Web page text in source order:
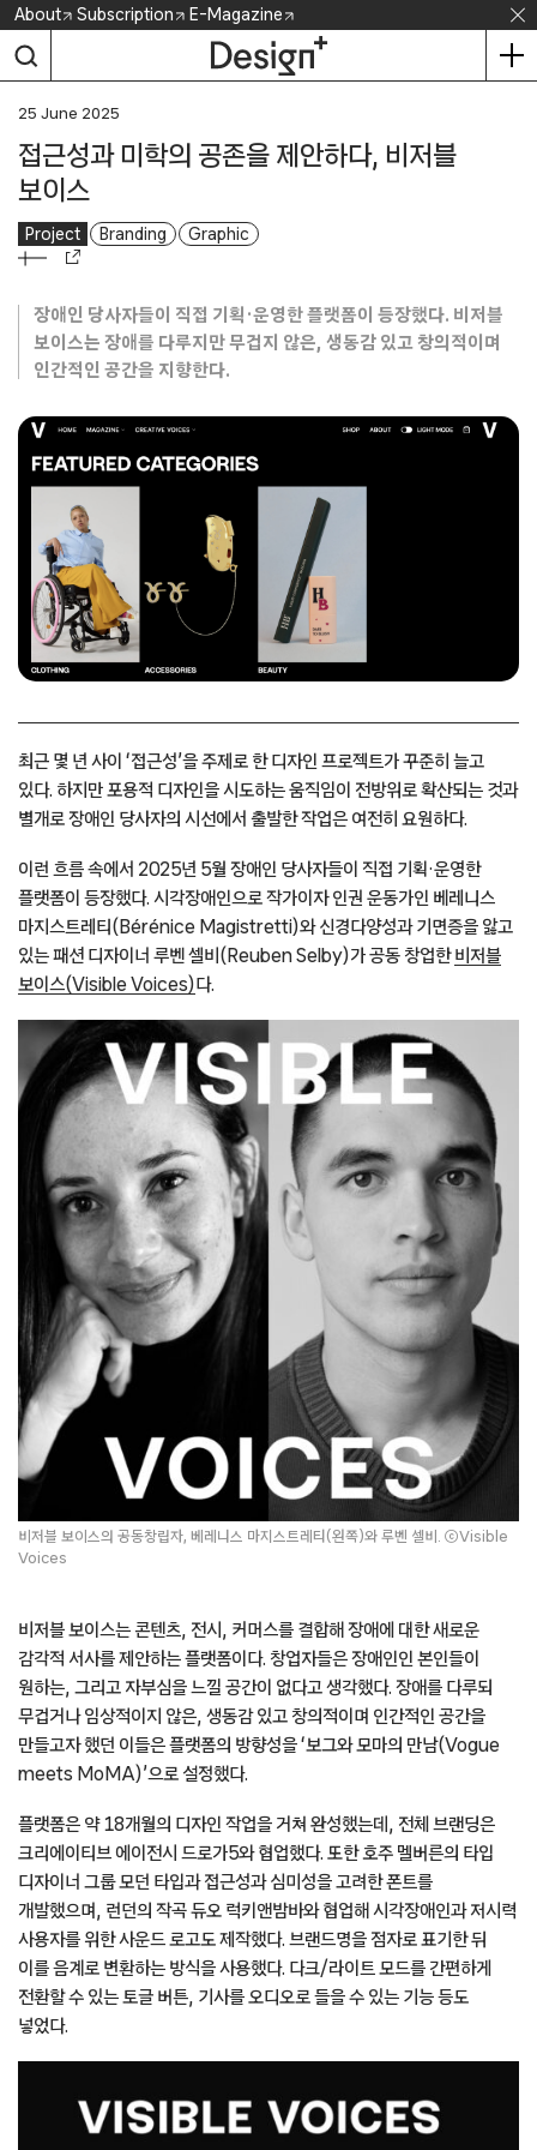
Skip
content
About Subscription E-Magazine
25 June 2025
접근성과 미학의 공존을 제안하다, 비저블
보이스
Project Branding Graphic
장애인 당사자들이 직접 기획·운영한 플랫폼이 등장했다. 비저블
보이스는 장애를 다루지만 무겁지 않은, 생동감 있고 창의적이며
인간적인 공간을 지향한다.
최근 몇 년 사이 ‘접근성’을 주제로 한 디자인 프로젝트가 꾸준히 늘고
있다. 하지만 포용적 디자인을 시도하는 움직임이 전방위로 확산되는 것과
별개로 장애인 당사자의 시선에서 출발한 작업은 여전히 요원하다.
이런 흐름 속에서 2025년 5월 장애인 당사자들이 직접 기획·운영한
플랫폼이 등장했다. 시각장애인으로 작가이자 인권 운동가인 베레니스
마지스트레티(Bérénice Magistretti)와 신경다양성과 기면증을 앓고
있는 패션 디자이너 루벤 셀비(Reuben Selby)가 공동 창업한비저블
보이스(Visible Voices)다.
비저블 보이스의 공동창립자, 베레니스 마지스트레티(왼쪽)와 루벤 셀비. ⓒVisible
Voices
비저블 보이스는 콘텐츠, 전시, 커머스를 결합해 장애에 대한 새로운
감각적 서사를 제안하는 플랫폼이다. 창업자들은 장애인인 본인들이
원하는, 그리고 자부심을 느낄 공간이 없다고 생각했다. 장애를 다루되
무겁거나 임상적이지 않은, 생동감 있고 창의적이며 인간적인 공간을
만들고자 했던 이들은 플랫폼의 방향성을 ‘보그와 모마의 만남(Vogue
meets MoMA)’으로 설정했다.
플랫폼은 약 18개월의 디자인 작업을 거쳐 완성했는데, 전체 브랜딩은
크리에이티브 에이전시 드로가5와 협업했다. 또한 호주 멜버른의 타입
디자이너 그룹 모던 타입과 접근성과 심미성을 고려한 폰트를
개발했으며, 런던의 작곡 듀오 럭키앤밤바와 협업해 시각장애인과 저시력
사용자를 위한 사운드 로고도 제작했다. 브랜드명을 점자로 표기한 뒤
이를 음계로 변환하는 방식을 사용했다. 다크/라이트 모드를 간편하게
전환할 수 있는 토글 버튼, 기사를 오디오로 들을 수 있는 기능 등도
넣었다.